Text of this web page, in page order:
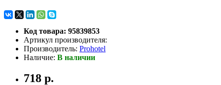
Код товара: 95839853
Артикул производителя:
Производитель: Prohotel
Наличие: В наличии
718 р.